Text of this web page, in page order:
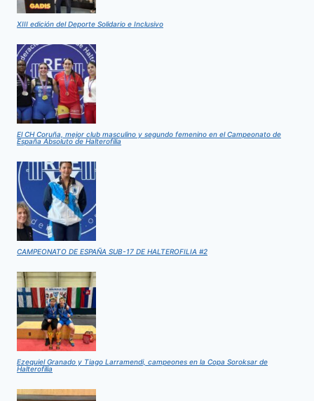
XIII edición del Deporte Solidario e Inclusivo
El CH Coruña, mejor club masculino y segundo femenino en el Campeonato de
España Absoluto de Halterofilia
CAMPEONATO DE ESPAÑA SUB-17 DE HALTEROFILIA #2
Ezequiel Granado y Tiago Larramendi, campeones en la Copa Soroksar de
Halterofilia